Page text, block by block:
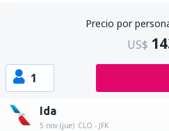
Precio por
US$
1
Ida
5 nov (jue) CLO - JFK